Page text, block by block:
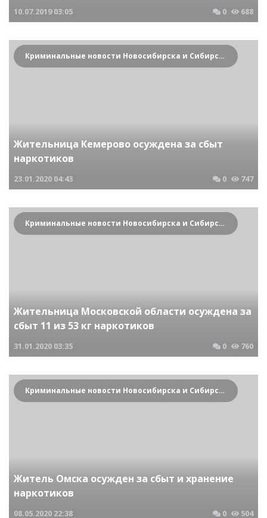
10.07.2019 03:05 0 688
Криминальные новости Новосибирска и Сибирского региона
Жительница Кемерово осуждена за сбыт
наркотиков
23.01.2020 04:43 0 747
Криминальные новости Новосибирска и Сибирского региона
Жительница Московской области осуждена за
сбыт 11 из 53 кг наркотиков
31.01.2020 03:35 0 760
Криминальные новости Новосибирска и Сибирского региона
Житель Омска осужден за сбыт и хранение
наркотиков
08.05.2020 22:38 0 504